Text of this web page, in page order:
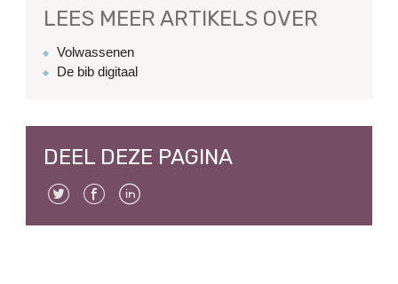
LEES MEER ARTIKELS OVER
Volwassenen
De bib digitaal
DEEL DEZE PAGINA
Twitter Facebook